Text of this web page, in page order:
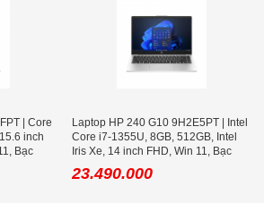
| Core
inch
Bạc
Laptop HP 240 G10 9H2E5PT | Intel
Core i7-1355U, 8GB, 512GB, Intel
Iris Xe, 14 inch FHD, Win 11, Bạc
23.490.000